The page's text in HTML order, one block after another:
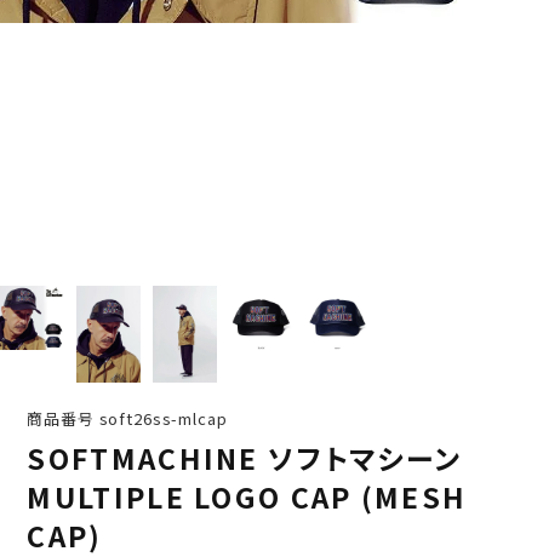
商品番号 soft26ss-mlcap
SOFTMACHINE ソフトマシーン
MULTIPLE LOGO CAP (MESH
CAP)